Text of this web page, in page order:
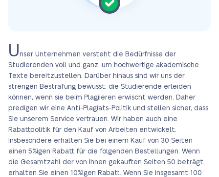
Unser Unternehmen versteht die Bedürfnisse der
Studierenden voll und ganz, um hochwertige akademische
Texte bereitzustellen. Darüber hinaus sind wir uns der
strengen Bestrafung bewusst, die Studierende erleiden
können, wenn sie beim Plagiieren erwischt werden. Daher
predigen wir eine Anti-Plagiats-Politik und stellen sicher, dass
Sie unserem Service vertrauen. Wir haben auch eine
Rabattpolitik für den Kauf von Arbeiten entwickelt.
Insbesondere erhalten Sie bei einem Kauf von 30 Seiten
einen 5%igen Rabatt für die folgenden Bestellungen. Wenn
die Gesamtzahl der von Ihnen gekauften Seiten 50 beträgt,
erhalten Sie einen 10%igen Rabatt. Wenn Sie insgesamt 100